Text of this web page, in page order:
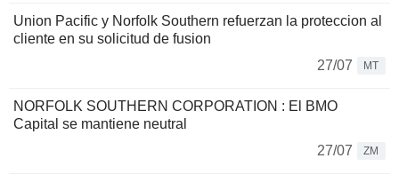
Union Pacific y Norfolk Southern refuerzan la proteccion al
cliente en su solicitud de fusion
27/07
MT
NORFOLK SOUTHERN CORPORATION : El BMO
Capital se mantiene neutral
27/07
ZM